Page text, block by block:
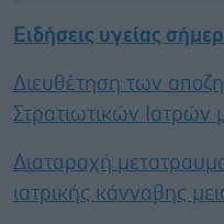
Ειδήσεις υγείας
Διευθέτηση των
Στρατιωτικών Ιατρών
Διαταραχή
ιατρικής κάνναβης